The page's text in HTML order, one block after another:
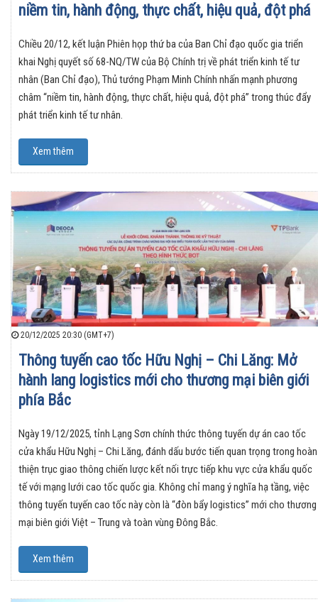
niềm tin, hành động, thực chất, hiệu quả, đột phá
Chiều 20/12, kết luận Phiên họp thứ ba của Ban Chỉ đạo quốc gia triển
khai Nghị quyết số 68-NQ/TW của Bộ Chính trị về phát triển kinh tế tư
nhân (Ban Chỉ đạo), Thủ tướng Phạm Minh Chính nhấn mạnh phương
châm “niềm tin, hành động, thực chất, hiệu quả, đột phá” trong thúc đẩy
phát triển kinh tế tư nhân.
Xem thêm
20/12/2025 20:30 (GMT+7)
Thông tuyến cao tốc Hữu Nghị – Chi Lăng: Mở
hành lang logistics mới cho thương mại biên giới
phía Bắc
Ngày 19/12/2025, tỉnh Lạng Sơn chính thức thông tuyến dự án cao tốc
cửa khẩu Hữu Nghị – Chi Lăng, đánh dấu bước tiến quan trọng trong hoàn
thiện trục giao thông chiến lược kết nối trực tiếp khu vực cửa khẩu quốc
tế với mạng lưới cao tốc quốc gia. Không chỉ mang ý nghĩa hạ tầng, việc
thông tuyến tuyến cao tốc này còn là “đòn bẩy logistics” mới cho thương
mại biên giới Việt – Trung và toàn vùng Đông Bắc.
Xem thêm